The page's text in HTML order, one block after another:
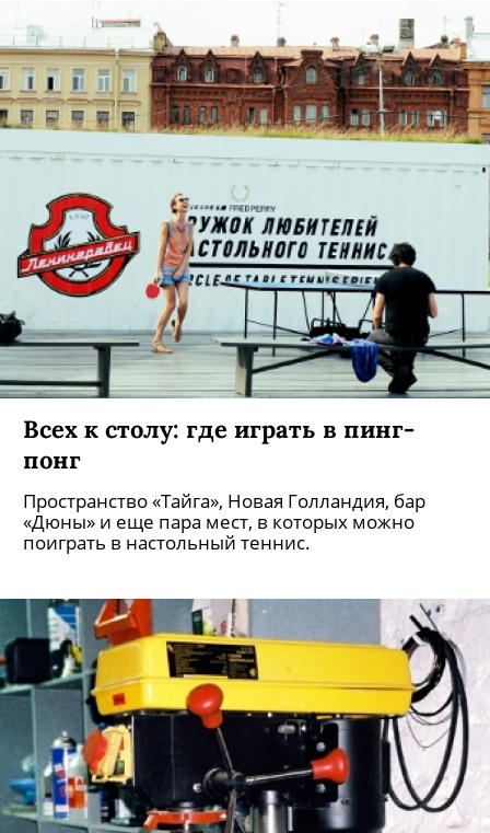
Всех к столу: где играть в пинг-
понг
Пространство «Тайга», Новая Голландия, бар
«Дюны» и еще пара мест, в которых можно
поиграть в настольный теннис.